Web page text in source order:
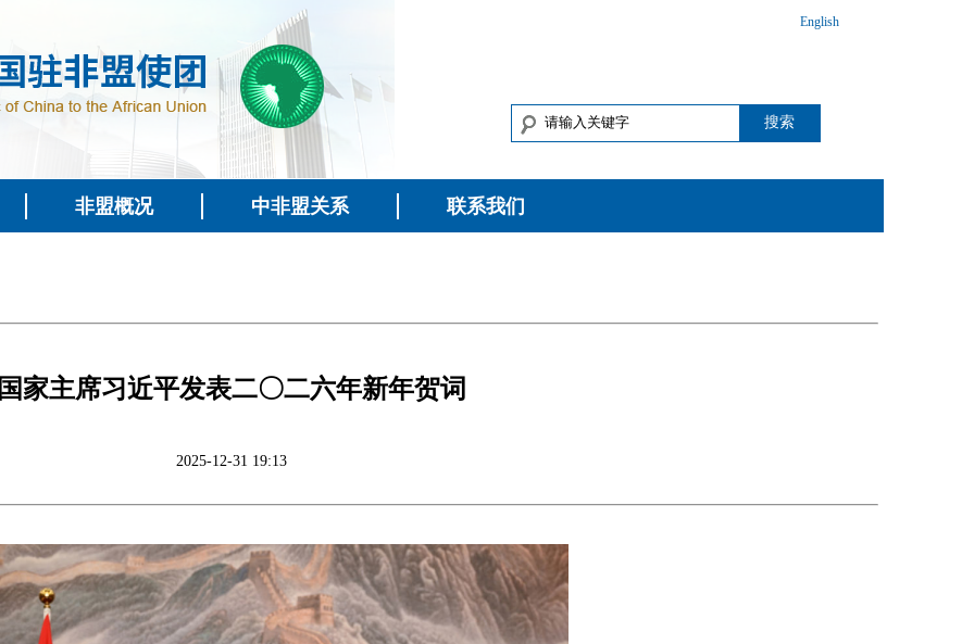
English
搜索
非盟概况 中非盟关系 联系我们
国家主席习近平发表二〇二六年新年贺词
2025-12-31 19:13